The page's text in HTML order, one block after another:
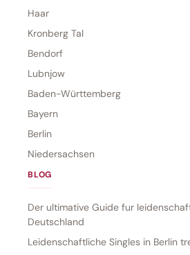
Haar
Kronberg Tal
Bendorf
Lubnjow
Baden-Württemberg
Bayern
Berlin
Niedersachsen
BLOG
Der ultimative Guide fur
Deutschland
Leidenschaftliche Singles in Berlin